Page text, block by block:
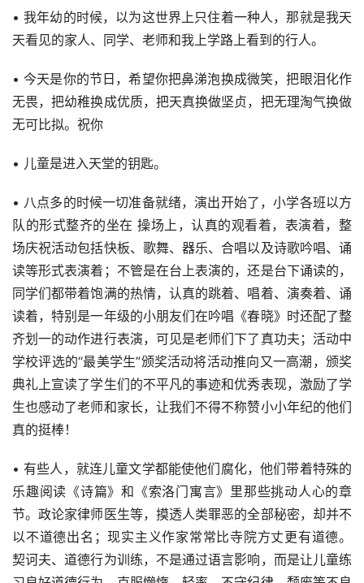
• 我年幼的时候，以为这世界上只住着一种人，那就是我天
天看见的家人、同学、老师和我上学路上看到的行人。
• 今天是你的节日，希望你把鼻涕泡换成微笑，把眼泪化作
无畏，把幼稚换成优质，把天真换做坚贞，把无理淘气换做
无可比拟。祝你
• 儿童是进入天堂的钥匙。
• 八点多的时候一切准备就绪，演出开始了，小学各班以方
队的形式整齐的坐在 操场上，认真的观看着，表演着，整
场庆祝活动包括快板、歌舞、器乐、合唱以及诗歌吟唱、诵
读等形式表演着；不管是在台上表演的，还是台下诵读的，
同学们都带着饱满的热情，认真的跳着、唱着、演奏着、诵
读着，特别是一年级的小朋友们在吟唱《春晓》时还配了整
齐划一的动作进行表演，可见是老师们下了真功夫；活动中
学校评选的“最美学生”颁奖活动将活动推向又一高潮，颁奖
典礼上宣读了学生们的不平凡的事迹和优秀表现，激励了学
生也感动了老师和家长，让我们不得不称赞小小年纪的他们
真的挺棒！
• 有些人，就连儿童文学都能使他们腐化，他们带着特殊的
乐趣阅读《诗篇》和《索洛门寓言》里那些挑动人心的章
节。政论家律师医生等，摸透人类罪恶的全部秘密，却并不
以不道德出名；现实主义作家常常比寺院方丈更有道德。
契诃夫、道德行为训练，不是通过语言影响，而是让儿童练